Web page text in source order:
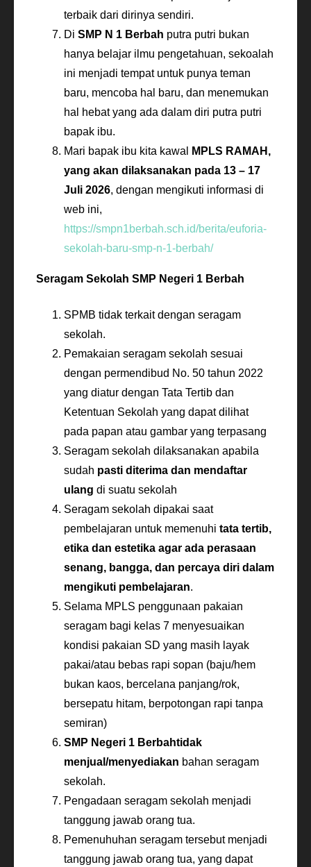
terbaik dari dirinya sendiri.
Di SMP N 1 Berbah putra putri bukan
hanya belajar ilmu pengetahuan, sekoalah
ini menjadi tempat untuk punya teman
baru, mencoba hal baru, dan menemukan
hal hebat yang ada dalam diri putra putri
bapak ibu.
Mari bapak ibu kita kawal
MPLS RAMAH,
yang akan dilaksanakan pada 13 – 17
Juli 2026, dengan mengikuti informasi di
web ini,
https://smpn1berbah.sch.id/berita/euforia-
sekolah-baru-smp-n-1-berbah/
Seragam Sekolah SMP Negeri 1 Berbah
SPMB tidak terkait dengan seragam
sekolah.
Pemakaian seragam sekolah sesuai
dengan permendibud No. 50 tahun 2022
yang diatur dengan Tata Tertib dan
Ketentuan Sekolah yang dapat dilihat
pada papan atau gambar yang terpasang
Seragam sekolah dilaksanakan apabila
sudah pasti diterima dan mendaftar
ulang di suatu sekolah
Seragam sekolah dipakai saat
pembelajaran untuk memenuhi tata tertib,
etika dan estetika agar ada perasaan
senang, bangga, dan percaya diri dalam
mengikuti pembelajaran.
Selama MPLS penggunaan pakaian
seragam bagi kelas 7 menyesuaikan
kondisi pakaian SD yang masih layak
pakai/atau bebas rapi sopan (baju/hem
bukan kaos, bercelana panjang/rok,
bersepatu hitam, berpotongan rapi tanpa
semiran)
SMP Negeri 1 Berbahtidak
menjual/menyediakan bahan seragam
sekolah.
Pengadaan seragam sekolah menjadi
tanggung jawab orang tua.
Pemenuhuhan seragam tersebut menjadi
tanggung jawab orang tua, yang dapat